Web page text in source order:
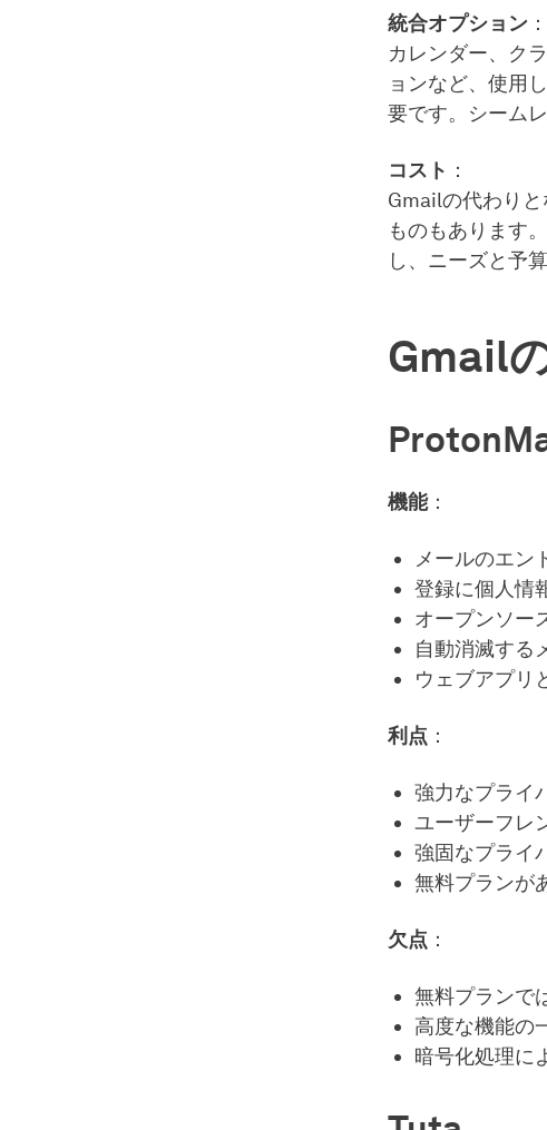
統合オプション ：
カレンダー、ク
ョンなど、使用
要です。シーム
コスト ：
Gmailの代わり
ものもあります
し、ニーズと予
Gmail
機能：
メールのエン
登録に個人情
オープンソー
自動消滅する
ウェブアプリ
利点 ：
強力なプライ
ユーザーフレ
強固なプライ
無料プランが
欠点 ：
無料プランで
高度な機能の
暗号化処理に